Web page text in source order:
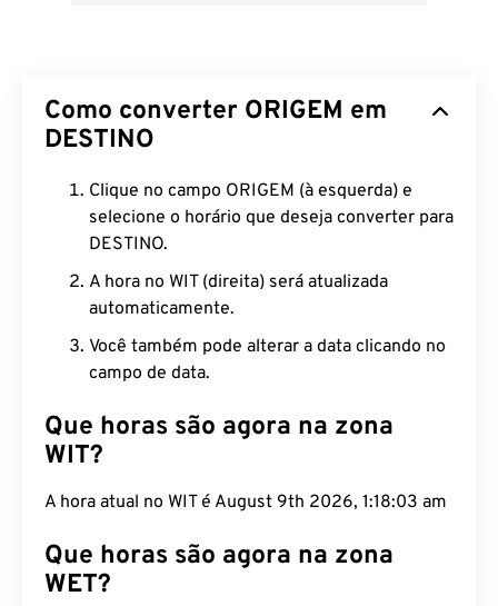
Como converter ORIGEM em
DESTINO
Clique no campo ORIGEM (à esquerda) e
selecione o horário que deseja converter para
DESTINO.
A hora no WIT (direita) será atualizada
automaticamente.
Você também pode alterar a data clicando no
campo de data.
Que horas são agora na zona
WIT?
A hora atual no WIT é August 9th 2026, 1:18:03 am
Que horas são agora na zona
WET?